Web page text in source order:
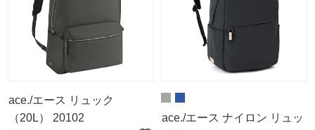
ace./エース リュック
（20L） 20102
ace./エース ナイロン リュッ